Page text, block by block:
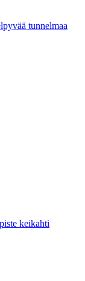
tunnelmaa
keikahti